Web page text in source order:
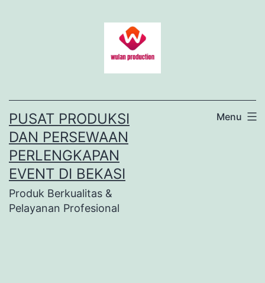
PUSAT PRODUKSI
DAN PERSEWAAN
PERLENGKAPAN
EVENT DI BEKASI
Produk Berkualitas &
Pelayanan Profesional
Menu